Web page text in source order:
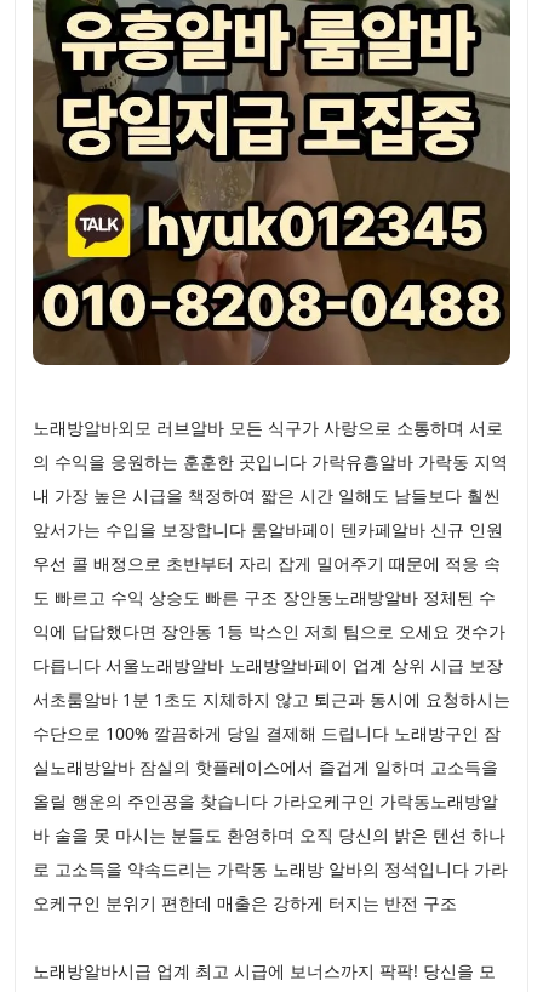
노래방알바외모 러브알바 모든 식구가 사랑으로 소통하며 서로
의 수익을 응원하는 훈훈한 곳입니다 가락유흥알바 가락동 지역
내 가장 높은 시급을 책정하여 짧은 시간 일해도 남들보다 훨씬
앞서가는 수입을 보장합니다 룸알바페이 텐카페알바 신규 인원
우선 콜 배정으로 초반부터 자리 잡게 밀어주기 때문에 적응 속
도 빠르고 수익 상승도 빠른 구조 장안동노래방알바 정체된 수
익에 답답했다면 장안동 1등 박스인 저희 팀으로 오세요 갯수가
다릅니다 서울노래방알바 노래방알바페이 업계 상위 시급 보장
서초룸알바 1분 1초도 지체하지 않고 퇴근과 동시에 요청하시는
수단으로 100% 깔끔하게 당일 결제해 드립니다 노래방구인 잠
실노래방알바 잠실의 핫플레이스에서 즐겁게 일하며 고소득을
올릴 행운의 주인공을 찾습니다 가라오케구인 가락동노래방알
바 술을 못 마시는 분들도 환영하며 오직 당신의 밝은 텐션 하나
로 고소득을 약속드리는 가락동 노래방 알바의 정석입니다 가라
오케구인 분위기 편한데 매출은 강하게 터지는 반전 구조
노래방알바시급 업계 최고 시급에 보너스까지 팍팍! 당신을 모